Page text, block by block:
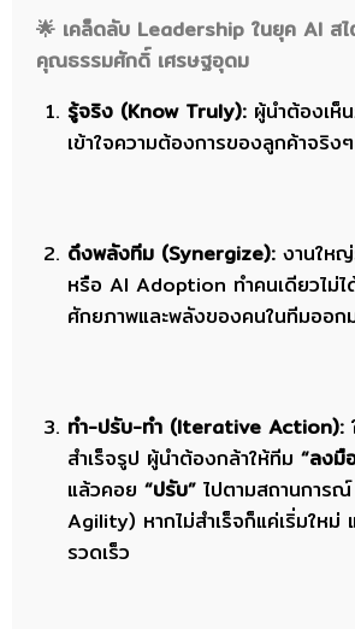
🌟 เคล็ดลับ Leadership ในยุค AI สไ
คุณธรรมศักดิ์ เศรษฐอุดม
รู้จริง (Know Truly):ผู้นำต้องเห็
เข้าใจความต้องการของลูกค้าจริง
ดึงพลังทีม (Synergize):งานให
หรือ AI Adoption ทำคนเดียวไม่
ศักยภาพและพลังของคนในทีมออก
ทำ-ปรับ-ทำ (Iterative Action):
สำเร็จรูป ผู้นำต้องกล้าให้ทีม “ลงมื
แล้วคอย “ปรับ”ไปตามสถานการ
Agility) หากไม่สำเร็จก็แค่เริ่มใหม่
รวดเร็ว